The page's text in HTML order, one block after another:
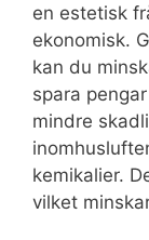
en estetisk
ekonomisk.
kan du
spara
mindre
kemikalier.
vilket